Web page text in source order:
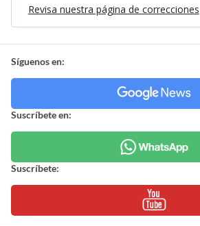
Revisa nuestra página de correcciones
Síguenos en:
Suscríbete en:
Suscríbete: